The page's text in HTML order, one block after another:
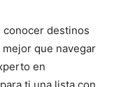
conocer destinos
que navegar
en